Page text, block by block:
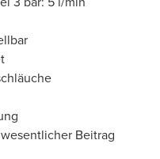
Beitrag